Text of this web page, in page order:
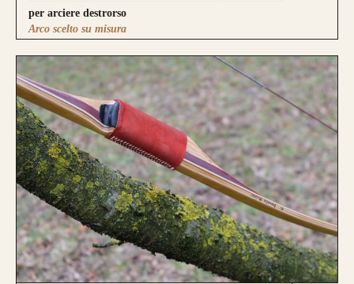
per arciere destrorso
Arco scelto su misura